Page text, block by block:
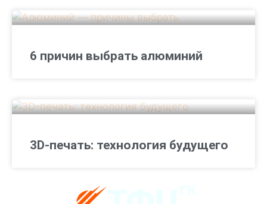
6 причин выбрать алюминий
3D-печать: технология будущего